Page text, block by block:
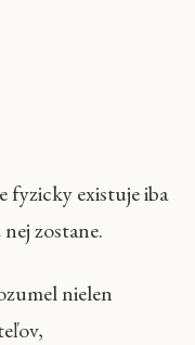
fyzicky existuje iba
zostane.
nielen